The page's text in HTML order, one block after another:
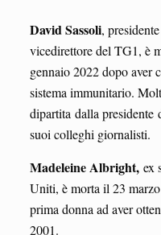
David Sassoli,
vicedirettore del TG1, è
gennaio 2022 dopo aver
sistema immunitario.
dipartita dalla
suoi colleghi giornalisti.
Madeleine Albright,ex
Uniti, è morta il 23
prima donna ad aver
2001.